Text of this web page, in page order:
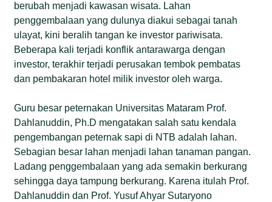
berubah menjadi kawasan wisata. Lahan
penggembalaan yang dulunya diakui sebagai tanah
ulayat, kini beralih tangan ke investor pariwisata.
Beberapa kali terjadi konflik antarawarga dengan
investor, terakhir terjadi perusakan tembok pembatas
dan pembakaran hotel milik investor oleh warga.
Guru besar peternakan Universitas Mataram Prof.
Dahlanuddin, Ph.D mengatakan salah satu kendala
pengembangan peternak sapi di NTB adalah lahan.
Sebagian besar lahan menjadi lahan tanaman pangan.
Ladang penggembalaan yang ada semakin berkurang
sehingga daya tampung berkurang. Karena itulah Prof.
Dahlanuddin dan Prof. Yusuf Ahyar Sutaryono